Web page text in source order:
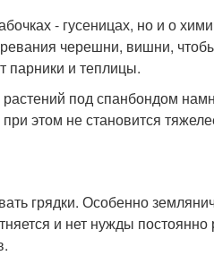
- гусеницах, но и о
черешни, вишни,
парники и теплицы.
под спанбондом
этом не становится
грядки. Особенно
и нет нужды постоянно